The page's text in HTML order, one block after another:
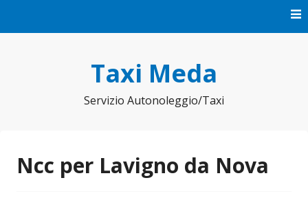
Taxi Meda
Servizio Autonoleggio/Taxi
Ncc per Lavigno da Nova